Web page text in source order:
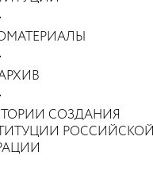
СОЗДАНИЯ
РОССИЙСКОЙ